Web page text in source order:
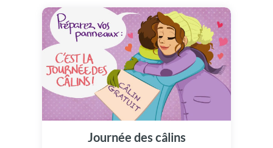
Journée des câlins